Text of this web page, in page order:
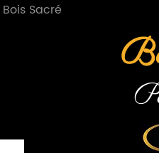
Bois Sacré